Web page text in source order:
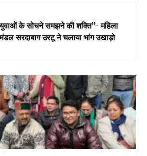
युवाओं के सोचने समझने की शक्ति”- महिला
सरदाबाग उरटू ने चलाया भांग उखाड़ो